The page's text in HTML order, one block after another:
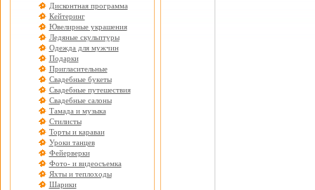
Дисконтная программа
Кейтеринг
Ювелирные украшения
Ледяные скульптуры
Одежда для мужчин
Подарки
Пригласительные
Свадебные букеты
Свадебные путешествия
Свадебные салоны
Тамада и музыка
Стилисты
Торты и караваи
Уроки танцев
Фейерверки
Фото- и видеосъемка
Яхты и теплоходы
Шарики